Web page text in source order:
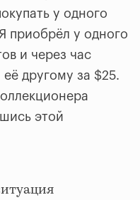
у одного
приобрёл у одного
и через час
другому за $25.
этой